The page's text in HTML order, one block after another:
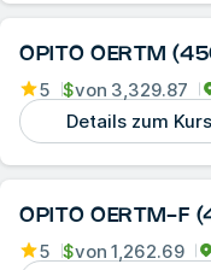
OPITO OERTM
5 $von 3,329.87
Details zum Kurs
OPITO OERTM-F
5 $von 1,262.69